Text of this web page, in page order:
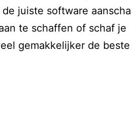
juiste software
te schaffen of schaf je
gemakkelijker de beste